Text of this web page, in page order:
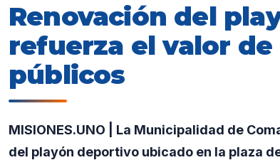
Renovación del
refuerza el valor de
públicos
MISIONES.UNO | La Municipalidad de
del playón deportivo ubicado en la plaza